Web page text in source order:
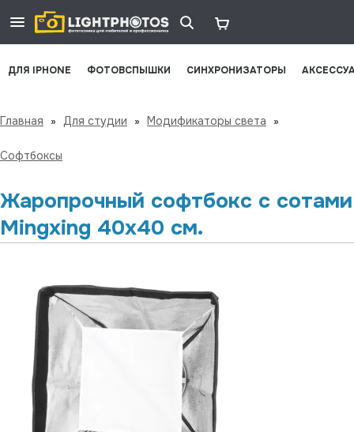
ДЛЯ IPHONE ФОТОВСПЫШКИ СИНХРОНИЗАТОРЫ
Главная » Для студии » Модификаторы света »
Софтбоксы
Жаропрочный софтбокс с сотами
Mingxing 40x40 см.